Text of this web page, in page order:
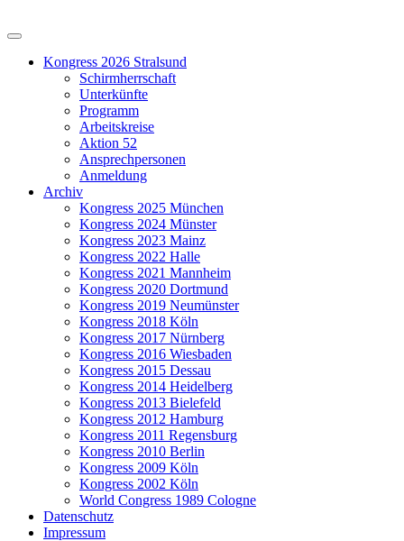
Kongress 2026 Stralsund
Schirmherrschaft
Unterkünfte
Programm
Arbeitskreise
Aktion 52
Ansprechpersonen
Anmeldung
Archiv
Kongress 2025 München
Kongress 2024 Münster
Kongress 2023 Mainz
Kongress 2022 Halle
Kongress 2021 Mannheim
Kongress 2020 Dortmund
Kongress 2019 Neumünster
Kongress 2018 Köln
Kongress 2017 Nürnberg
Kongress 2016 Wiesbaden
Kongress 2015 Dessau
Kongress 2014 Heidelberg
Kongress 2013 Bielefeld
Kongress 2012 Hamburg
Kongress 2011 Regensburg
Kongress 2010 Berlin
Kongress 2009 Köln
Kongress 2002 Köln
World Congress 1989 Cologne
Datenschutz
Impressum